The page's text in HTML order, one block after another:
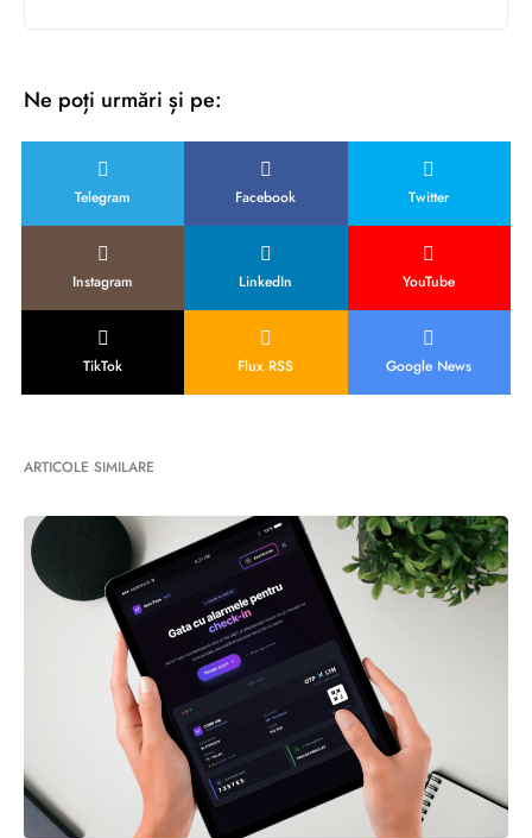
Ne poți urmări și pe:
Telegram Facebook Twitter
Instagram LinkedIn YouTube
TikTok Flux RSS Google News
ARTICOLE SIMILARE